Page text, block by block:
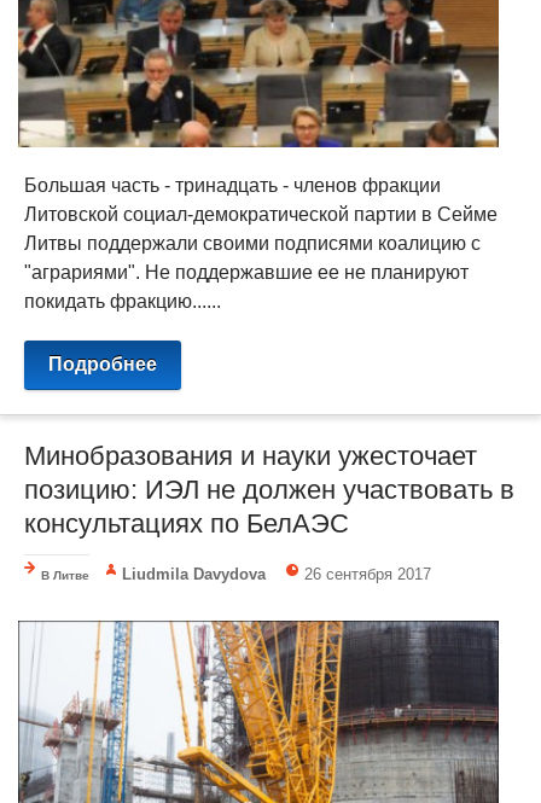
Большая часть - тринадцать - членов фракции
Литовской социал-демократической партии в Cейме
Литвы поддержали своими подписями коалицию с
"аграриями". Не поддержавшие ее не планируют
покидать фракцию......
Подробнее
Минобразования и науки ужесточает
позицию: ИЭЛ не должен участвовать в
консультациях по БелАЭС
В Литве Liudmila Davydova 26 сентября 2017